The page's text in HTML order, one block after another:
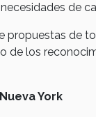
de
propuestas de
de los
York